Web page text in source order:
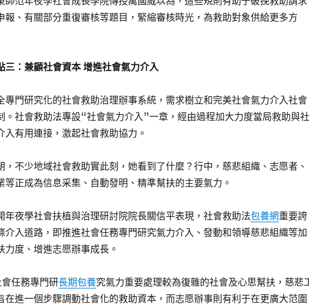
報、有關部分重復審核等題目，緊縮審核時光，為救助對象供給更多方
：兼顧社會資本 增進社會氣力介入
門研究化的社會救助治理辦事系統，需求樹立和完美社會氣力介入社會
。社會救助法專設“社會氣力介入”一章，經由過程加大力度當局救助與社
入有用連接，激起社會救助協力。
不少地域社會救助實此刻，她看到了什麼？行中，慈悲組織、志愿者、
等正成為信息采集、自動發明、精準幫扶的主要氣力。
夜學社會扶植與治理研討院院長關信平表現，社會救助法包養網重要誇
介入道路，即推進社會任務專門研究氣力介入、發動和領導慈悲組織等加
力度、增進志愿辦事成長。
務專門研長期包養究氣力重要處理較為復雜的社會及心思幫扶，慈悲
在進一個步驟調動社會化的救助資本，而志愿辦事則有利于在更廣大范圍